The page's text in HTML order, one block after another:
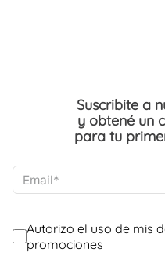
Suscribite a
y obtené un
para tu